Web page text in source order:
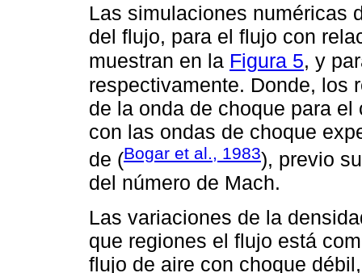
Las simulaciones numéricas
del flujo, para el flujo con
muestran en la Figura 5, y
respectivamente. Donde, los
de la onda de choque para
con las ondas de choque
de (Bogar et al., 1983), previo
del número de Mach.
Las variaciones de la
que regiones el flujo está
flujo de aire con choque